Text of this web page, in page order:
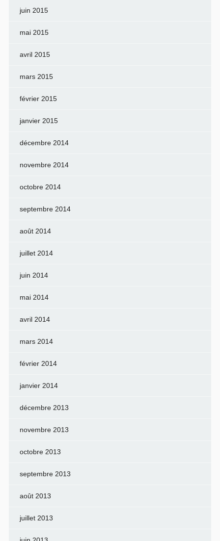
juin 2015
mai 2015
avril 2015
mars 2015
février 2015
janvier 2015
décembre 2014
novembre 2014
octobre 2014
septembre 2014
août 2014
juillet 2014
juin 2014
mai 2014
avril 2014
mars 2014
février 2014
janvier 2014
décembre 2013
novembre 2013
octobre 2013
septembre 2013
août 2013
juillet 2013